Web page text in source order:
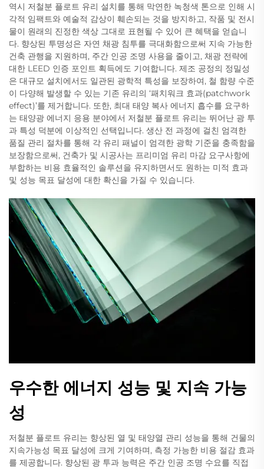
역시 저철분 플로트 유리 설치를 통해 막연한 녹청색 톤으로 인해 시
각적 임팩트와 예술적 감상이 훼손되는 것을 방지하고, 작품 및 전시
물이 원래의 진정한 색상 그대로 표현될 수 있어 큰 혜택을 얻습니
다. 향상된 투명성은 자연 채광 침투를 극대화함으로써 지속 가능한
건축 관행을 지원하며, 주간 인공 조명 사용을 줄이고, 채광 전략에
대한 LEED 인증 포인트 획득에도 기여합니다. 제조 공정의 정밀성
은 대규모 설치에서도 일관된 광학적 특성을 보장하여, 철 함량 수준
이 다양해 발생할 수 있는 기존 유리의 ‘패치워크 효과(patchwork
effect)’를 제거합니다. 또한, 최대 태양 복사 에너지 흡수를 요구하
는 태양광 에너지 응용 분야에서 저철분 플로트 유리는 뛰어난 광 투
과 특성 덕분에 이상적인 선택입니다. 생산 전 과정에 걸친 엄격한
품질 관리 절차를 통해 각 유리 패널이 엄격한 광학 기준을 충족함을
보장함으로써, 건축가 및 시공사는 프리미엄 유리 마감 요구사항에
부합하는 비용 효율적인 솔루션을 유지하면서도 원하는 미적 효과
및 성능 목표 달성에 대한 확신을 가질 수 있습니다.
우수한 에너지 성능 및 지속 가능
성
저철분 플로트 유리는 향상된 열 및 태양열 관리 성능을 통해 건물의
지속가능성 목표 달성에 크게 기여하며, 측정 가능한 비용 절감 효과
를 제공합니다. 향상된 광 투과 능력은 주간 인공 조명 수요를 직접